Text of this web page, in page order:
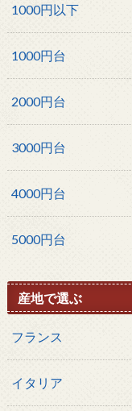
1000円以下
1000円台
2000円台
3000円台
4000円台
5000円台
産地で選ぶ
フランス
イタリア